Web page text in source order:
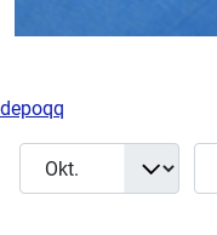
depoqq
Filter
Monat